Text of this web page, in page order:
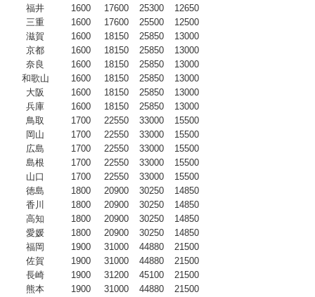
福井
1600 17600 25300
12650
三重
1600 17600 25500
12500
滋賀
1600 18150 25850
13000
京都
1600 18150 25850
13000
奈良
1600 18150 25850
13000
和歌山
1600 18150 25850
13000
大阪
1600 18150 25850
13000
兵庫
1600 18150 25850
13000
鳥取
1700 22550 33000
15500
岡山
1700 22550 33000
15500
広島
1700 22550 33000
15500
島根
1700 22550 33000
15500
山口
1700 22550 33000
15500
徳島
1800 20900 30250
14850
香川
1800 20900 30250
14850
高知
1800 20900 30250
14850
愛媛
1800 20900 30250
14850
福岡
1900 31000 44880
21500
佐賀
1900 31000 44880
21500
長崎
1900 31200 45100
21500
熊本
1900 31000 44880
21500